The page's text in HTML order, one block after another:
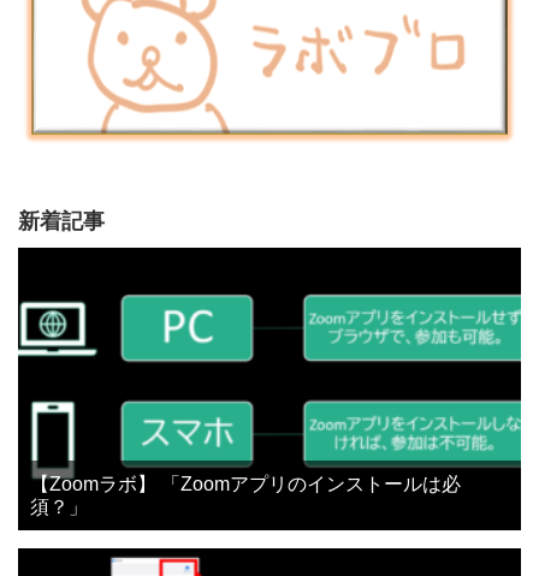
新着記事
【Zoomラボ】 「Zoomアプリのインストールは必
須？」